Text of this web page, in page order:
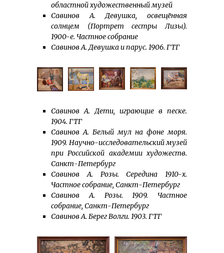
областной художественный музей
Савинов А. Девушка, освещённая
солнцем (Портрет сестры Лизы).
1900-е. Частное собрание
Савинов А. Девушка и парус. 1906. ГТГ
Савинов А. Дети, играющие в песке.
1904. ГТГ
Савинов А. Белый мул на фоне моря.
1909. Научно-исследовательский музей
при Российской академии художеств.
Санкт-Петербург
Савинов А. Розы. Середина 1910-х.
Частное собрание, Санкт-Петербург
Савинов А. Розы. 1909. Частное
собрание, Санкт-Петербург
Савинов А. Берег Волги. 1903. ГТГ